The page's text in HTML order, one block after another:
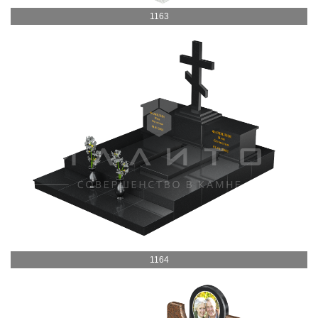
1163
1164